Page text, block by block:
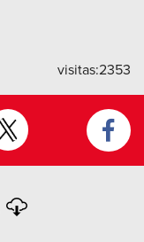
visitas:2353